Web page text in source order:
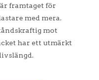
framtaget för
med mera.
mot
har ett utmärkt